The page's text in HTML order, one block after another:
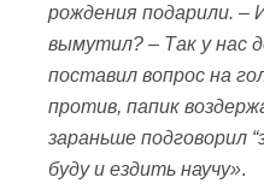
рождения подарили. –
вымутил? – Так у нас
поставил вопрос на
против, папик
зараньше подговорил “
буду и ездить научу».